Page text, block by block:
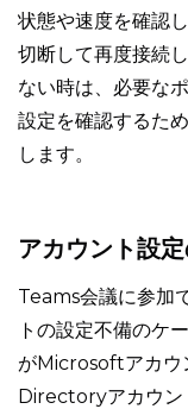
状態や速度を確認
切断して再度接続
ない時は、必要な
設定を確認するた
します。
アカウント設
Teams会議に参加
トの設定不備のケ
がMicrosoftアカ
Directoryアカウン